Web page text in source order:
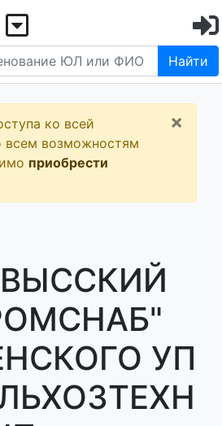
Найти
ко всей
всем возможностям
приобрести
×
УП